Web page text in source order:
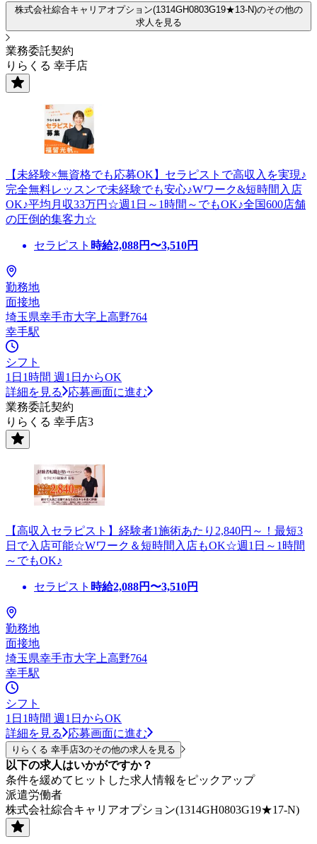
株式会社綜合キャリアオプション(1314GH0803G19★13-N)のその他の
求人を見る
業務委託契約
りらくる 幸手店
【未経験×無資格でも応募OK】セラピストで高収入を実現♪
完全無料レッスンで未経験でも安心♪Wワーク&短時間入店
OK♪平均月収33万円☆週1日～1時間～でもOK♪全国600店舗
の圧倒的集客力☆
セラピスト 時給2,088円〜3,510円
勤務地
面接地
埼玉県幸手市大字上高野764
幸手駅
シフト
1日1時間 週1日からOK
詳細を見る
応募画面に進む
業務委託契約
りらくる 幸手店3
【高収入セラピスト】経験者1施術あたり2,840円～！最短3
日で入店可能☆Wワーク＆短時間入店もOK☆週1日～1時間
～でもOK♪
セラピスト 時給2,088円〜3,510円
勤務地
面接地
埼玉県幸手市大字上高野764
幸手駅
シフト
1日1時間 週1日からOK
詳細を見る
応募画面に進む
りらくる 幸手店3のその他の求人を見る
以下の求人はいかがですか？
条件を緩めてヒットした求人情報をピックアップ
派遣労働者
株式会社綜合キャリアオプション(1314GH0803G19★17-N)